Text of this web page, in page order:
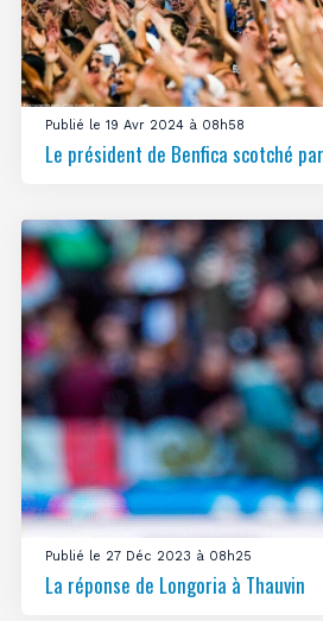
Publié le 19 Avr 2024 à 08h58
Le président de Benfica scotché
Publié le 27 Déc 2023 à 08h25
La réponse de Longoria à Thauvin